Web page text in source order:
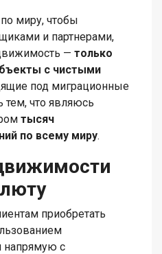
миру, чтобы
и партнерами,
— только
с чистыми
под миграционные
что являюсь
тысяч
по всему миру.
приобретать
напрямую с